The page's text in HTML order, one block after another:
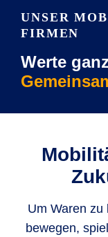
UNSER
FIRMEN
Werte
Um Waren zu
bewegen,